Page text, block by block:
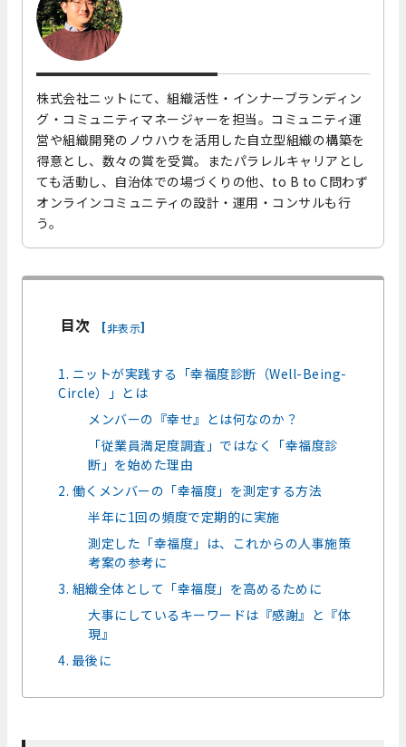
株式会社ニットにて、組織活性・インナーブランディン
グ・コミュニティマネージャーを担当。コミュニティ運
営や組織開発のノウハウを活用した自立型組織の構築を
得意とし、数々の賞を受賞。またパラレルキャリアとし
ても活動し、自治体での場づくりの他、to B to C問わず
オンラインコミュニティの設計・運用・コンサルも行
う。
目次 [非表示]
1. ニットが実践する「幸福度診断（Well-Being-
Circle）」とは
メンバーの『幸せ』とは何なのか？
「従業員満足度調査」ではなく「幸福度診
断」を始めた理由
2. 働くメンバーの「幸福度」を測定する方法
半年に1回の頻度で定期的に実施
測定した「幸福度」は、これからの人事施策
考案の参考に
3. 組織全体として「幸福度」を高めるために
大事にしているキーワードは『感謝』と『体
現』
4. 最後に